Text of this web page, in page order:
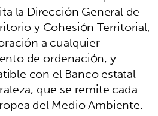
la Dirección General de
y Cohesión Territorial,
a cualquier
de ordenación, y
con el Banco estatal
que se remite cada
del Medio Ambiente.